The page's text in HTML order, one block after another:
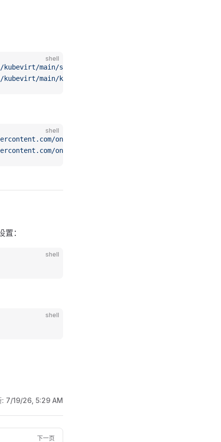
shell
main/scripts/kubevirtuninstall.sh)
main/kubevirtinstall.sh)
shell
oneclickvirt/kubevirt/main/scripts/
oneclickvirt/kubevirt/main/
：
shell
shell
: 7/19/26, 5:29 AM
下一页